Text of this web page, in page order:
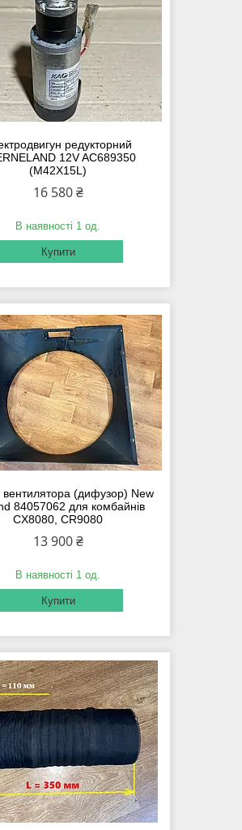
редукторний
12V AC689350
(M42X15L)
16 580 ₴
В наявності 1 од.
Купити
вентилятора (дифузор) New
84057062 для комбайнів
CX8080, CR9080
13 900 ₴
В наявності 1 од.
Купити